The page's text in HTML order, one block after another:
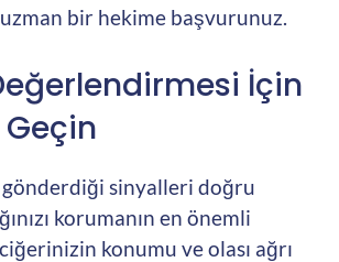
bir hekime başvurunuz.
İçin
sinyalleri doğru
korumanın en önemli
konumu ve olası ağrı